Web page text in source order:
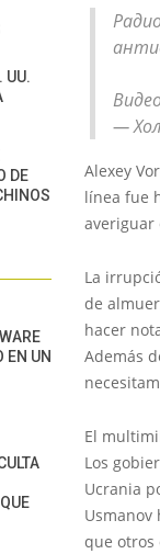
—
Alexey
línea fue
averiguar
La
de
hacer
Además
El
Los
Ucrania
Usmanov
que otros
UU.
DE
EN UN